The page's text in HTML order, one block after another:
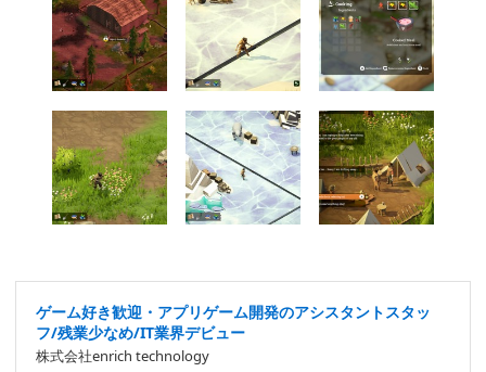
ゲーム好き歓迎・アプリゲーム開発のアシスタントスタッ
フ/残業少なめ/IT業界デビュー
株式会社enrich technology